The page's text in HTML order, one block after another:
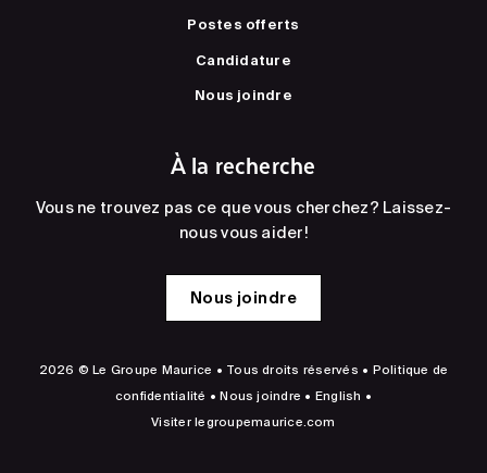
Postes offerts
Candidature
Nous joindre
À la recherche
Vous ne trouvez pas ce que vous cherchez? Laissez-
nous vous aider!
Nous joindre
2026 © Le Groupe Maurice • Tous droits réservés • Politique de
confidentialité •Nous joindre • English •
Visiterlegroupemaurice.com